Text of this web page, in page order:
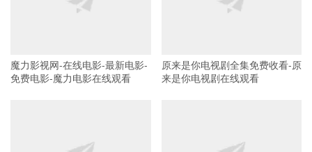
魔力影视网-在线电影-最新电影-
免费电影-魔力电影在线观看
原来是你电视剧全集免费收看-原
来是你电视剧在线观看